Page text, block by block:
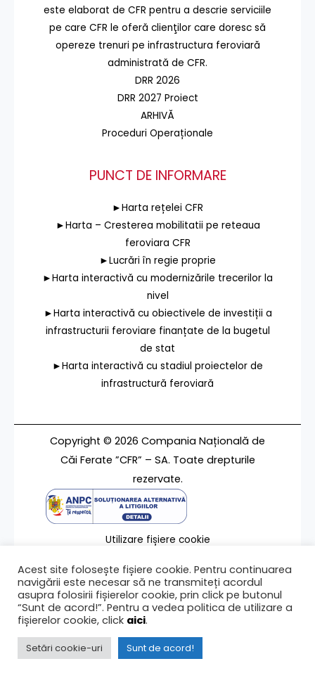
este elaborat de CFR pentru a descrie serviciile
pe care CFR le oferă clienţilor care doresc să
opereze trenuri pe infrastructura feroviară
administrată de CFR.
DRR 2026
DRR 2027 Proiect
ARHIVĂ
Proceduri Operaționale
PUNCT DE INFORMARE
►Harta rețelei CFR
►Harta – Cresterea mobilitatii pe reteaua
feroviara CFR
►Lucrări în regie proprie
►Harta interactivă cu modernizările trecerilor la
nivel
►Harta interactivă cu obiectivele de investiții a
infrastructurii feroviare finanțate de la bugetul
de stat
►Harta interactivă cu stadiul proiectelor de
infrastructură feroviară
Copyright © 2026 Compania Națională de
Căi Ferate ”CFR” – SA. Toate drepturile
rezervate.
Utilizare fișiere cookie
Contact
Ultima modificare a paginii 08/07/2016
Acest site folosește fișiere cookie. Pentru continuarea
navigării este necesar să ne transmiteți acordul
asupra folosirii fișierelor cookie, prin click pe butonul
“Sunt de acord!”. Pentru a vedea politica de utilizare a
fișierelor cookie, click aici.
Setări cookie-uri Sunt de acord!